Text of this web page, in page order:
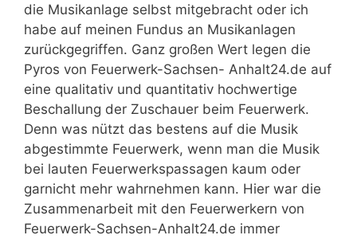
die Musikanlage selbst mitgebracht oder ich
habe auf meinen Fundus an Musikanlagen
zurückgegriffen. Ganz großen Wert legen die
Pyros von Feuerwerk-Sachsen- Anhalt24.de auf
eine qualitativ und quantitativ hochwertige
Beschallung der Zuschauer beim Feuerwerk.
Denn was nützt das bestens auf die Musik
abgestimmte Feuerwerk, wenn man die Musik
bei lauten Feuerwerkspassagen kaum oder
garnicht mehr wahrnehmen kann. Hier war die
Zusammenarbeit mit den Feuerwerkern von
Feuerwerk-Sachsen-Anhalt24.de immer